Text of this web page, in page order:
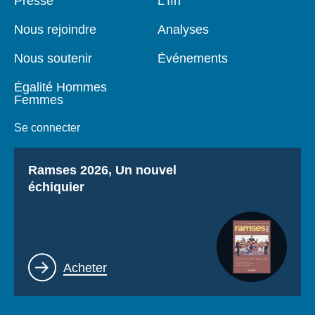
Nous rejoindre
Nous soutenir
Égalité Hommes
Femmes
Se connecter
Analyses
Événements
Titre
Ramses 2026, Un nouvel
échiquier
Lien
Acheter